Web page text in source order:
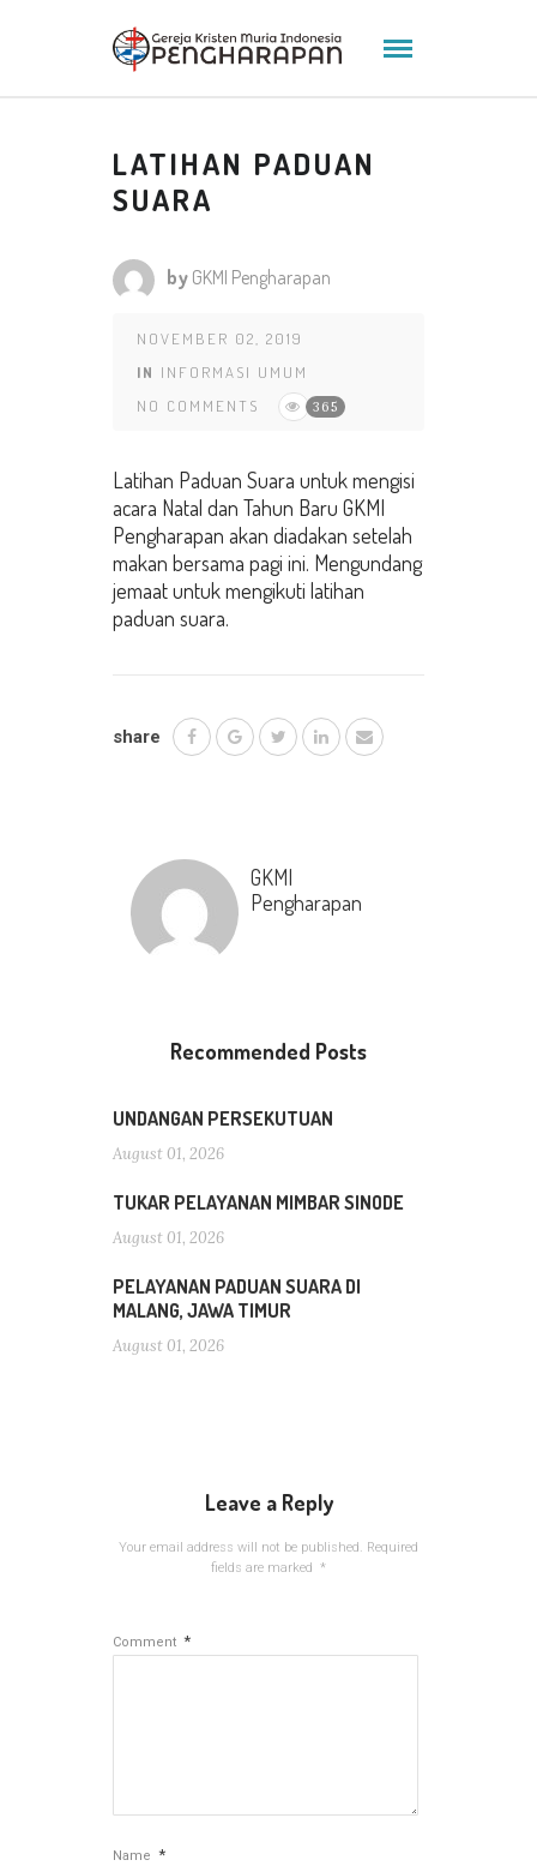
LATIHAN PADUAN
SUARA
by GKMI Pengharapan
NOVEMBER 02, 2019
IN INFORMASI UMUM
NO COMMENTS
365
Latihan Paduan Suara untuk mengisi
acara Natal dan Tahun Baru GKMI
Pengharapan akan diadakan setelah
makan bersama pagi ini. Mengundang
jemaat untuk mengikuti latihan
paduan suara.
share
GKMI
Pengharapan
Recommended Posts
UNDANGAN PERSEKUTUAN
August 01, 2026
TUKAR PELAYANAN MIMBAR SINODE
August 01, 2026
PELAYANAN PADUAN SUARA DI
MALANG, JAWA TIMUR
August 01, 2026
Leave a Reply
Your email address will not be published. Required
fields are marked *
Comment *
Name *